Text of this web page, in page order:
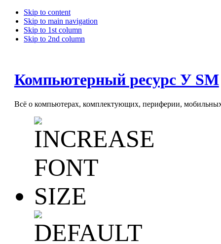
Skip to content
Skip to main navigation
Skip to 1st column
Skip to 2nd column
Компьютерный ресурс У SM
Всё о компьютерах, комплектующих, периферии, мобильных